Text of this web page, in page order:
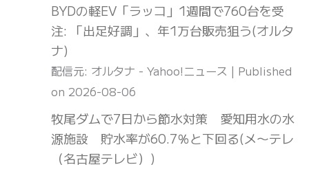
BYDの軽EV「ラッコ」1週間で760台を受
注: 「出足好調」、年1万台販売狙う(オルタ
ナ)
配信元: オルタナ - Yahoo!ニュース
Published
on 2026-08-06
牧尾ダムで7日から節水対策 愛知用水の水
源施設 貯水率が60.7％と下回る(メ〜テレ
（名古屋テレビ）)